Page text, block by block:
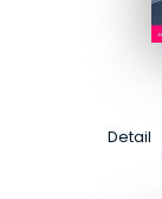
Detail